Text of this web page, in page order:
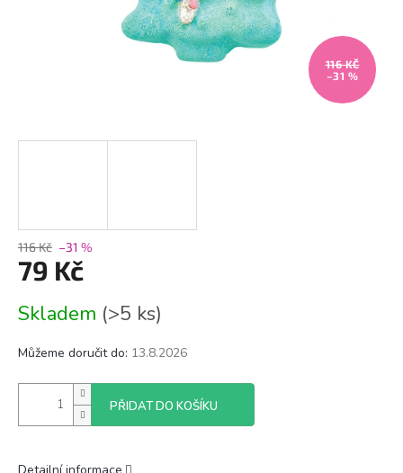
116 KČ
–31 %
116 Kč –31 %
79 Kč
cena:
Skladem (>5 ks)
Můžeme doručit do: 13.8.2026
PŘIDAT DO KOŠÍKU